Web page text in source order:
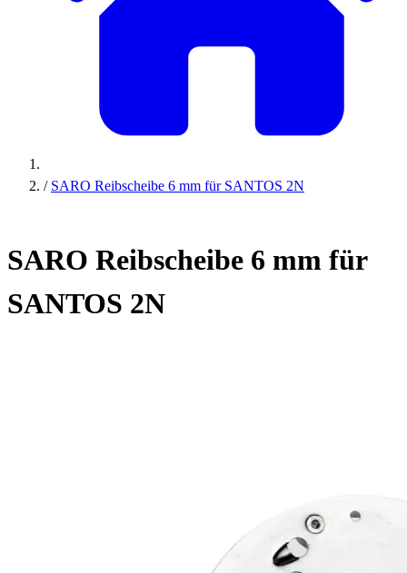
/ SARO Reibscheibe 6 mm für SANTOS 2N
SARO Reibscheibe 6 mm für
SANTOS 2N